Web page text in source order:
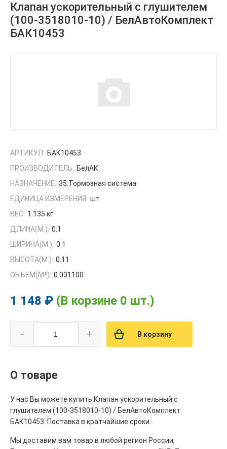
Клапан ускорительный с глушителем
(100-3518010-10) / БелАвтоКомплект
БАК10453
АРТИКУЛ: БАК10453
ПРОИЗВОДИТЕЛЬ: БелАК
НАЗНАЧЕНИЕ: 35.Тормозная система
ЕДИНИЦА ИЗМЕРЕНИЯ: шт
ВЕС: 1.135 кг
ДЛИНА(М.): 0.1
ШИРИНА(М.): 0.1
ВЫСОТА(М.): 0.11
ОБЪЕМ(M³): 0.001100
1 148 ₽ (В корзине 0 шт.)
- + В корзину
О товаре
У нас Вы можете купить Клапан ускорительный с
глушителем (100-3518010-10) / БелАвтоКомплект
БАК10453. Поставка в кратчайшие сроки.
Мы доставим вам товар в любой регион России,